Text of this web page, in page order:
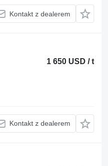
Kontakt z dealerem
1 650 USD / t
Kontakt z dealerem